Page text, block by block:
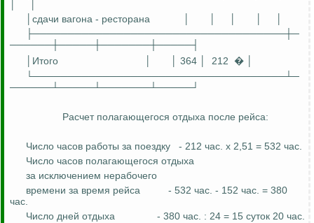
│сдачи вагона - ресторана
├────────────────────────────────────┼─
──────┼─────┼───────┼─────┤
│Итого
│ 364 │ 212 � │
└────────────────────────────────────┴─
──────┴─────┴───────┴─────┘
Расчет полагающегося отдыха после рейса:
Число часов работы за поездку
- 212 час. x 2,51 = 532 час.
Число часов полагающегося отдыха
за исключением нерабочего
времени за время рейса
- 532 час. - 152 час. = 380
час.
Число дней отдыха
- 380 час. : 24 = 15 суток 20 час.